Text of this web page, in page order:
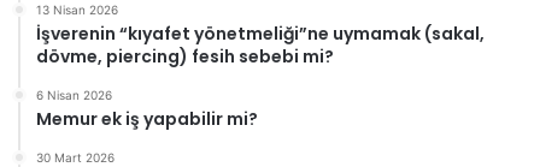
13 Nisan 2026
İşverenin “kıyafet yönetmeliği”ne uymamak (sakal,
dövme, piercing) fesih sebebi mi?
6 Nisan 2026
Memur ek iş yapabilir mi?
30 Mart 2026